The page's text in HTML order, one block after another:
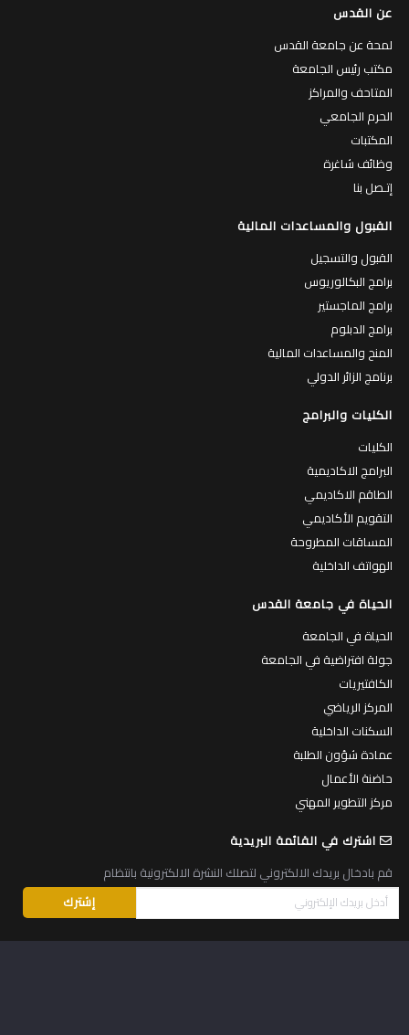
عن القدس
لمحة عن جامعة القدس
مكتب رئيس الجامعة
المتاحف والمراكز
الحرم الجامعي
المكتبات
وظائف شاغرة
إتـصل بنا
القبول والمساعدات المالية
القبول والتسجيل
برامج البكالوريوس
برامج الماجستير
برامج الدبلوم
المنح والمساعدات المالية
برنامج الزائر الدولي
الكليات والبرامج
الكليات
البرامج الاكاديمية
الطاقم الاكاديمي
التقويم الأكاديمي
المساقات المطروحة
الهواتف الداخلية
الحياة في جامعة القدس
الحياة في الجامعة
جولة افتراضية في الجامعة
الكافتيريات
المركز الرياضي
السكنات الداخلية
عمادة شؤون الطلبة
حاضنة الأعمال
مركز التطوير المهني
اشترك في القائمة البريدية
قم بادخال بريدك الالكتروني لتصلك النشرة الالكترونية بانتظام